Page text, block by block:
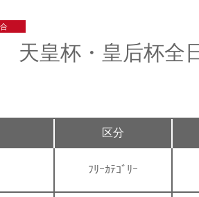
天皇杯・皇后杯全
区分
ﾌﾘｰｶﾃｺﾞﾘｰ